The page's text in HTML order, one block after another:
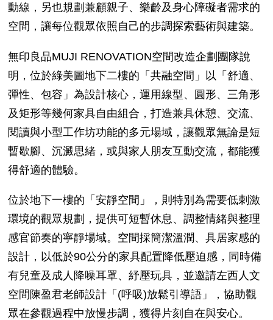
動線，另也規劃兼顧親子、樂齡及身心障礙者需求的
空間，讓每位觀眾依照自己的步調探索藝術與建築。
無印良品MUJI RENOVATION空間改造企劃團隊說
明，位於綠美圖地下二樓的「共融空間」以「舒適、
彈性、包容」為設計核心，運用線型、圓形、三角形
及矩形等幾何家具自由組合，打造兼具休憩、交流、
閱讀與小型工作坊功能的多元場域，讓觀眾無論是短
暫歇腳、沉澱思緒，或與家人朋友互動交流，都能獲
得舒適的體驗。
位於地下一樓的「安靜空間」，則特別為需要低刺激
環境的觀眾規劃，提供可短暫休息、調整情緒與整理
感官節奏的寧靜場域。空間採簡潔溫潤、具居家感的
設計，以低於90公分的家具配置降低壓迫感，同時備
有兒童及成人降噪耳罩、紓壓玩具，並邀請左西人文
空間陳盈君老師設計「 (呼吸)放鬆引導語」，協助觀
眾在參觀過程中放慢步調，獲得片刻自在與安心。